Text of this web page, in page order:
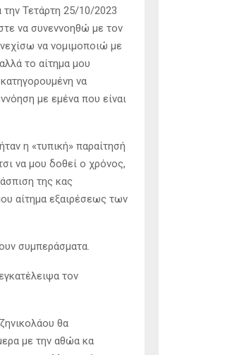
την Τετάρτη 25/10/2023
να συνεννοηθώ με τον
να νομιμοποιώ με
το αίτημα μου
να
με εμένα που είναι
η «τυπική» παραίτησή
να μου δοθεί ο χρόνος,
της κας
αίτημα εξαιρέσεως των
συμπεράσματα.
τον
θα
με την αθώα κα